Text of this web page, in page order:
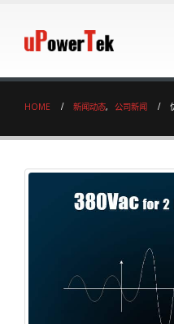
HOME 新闻动态, 公司新闻